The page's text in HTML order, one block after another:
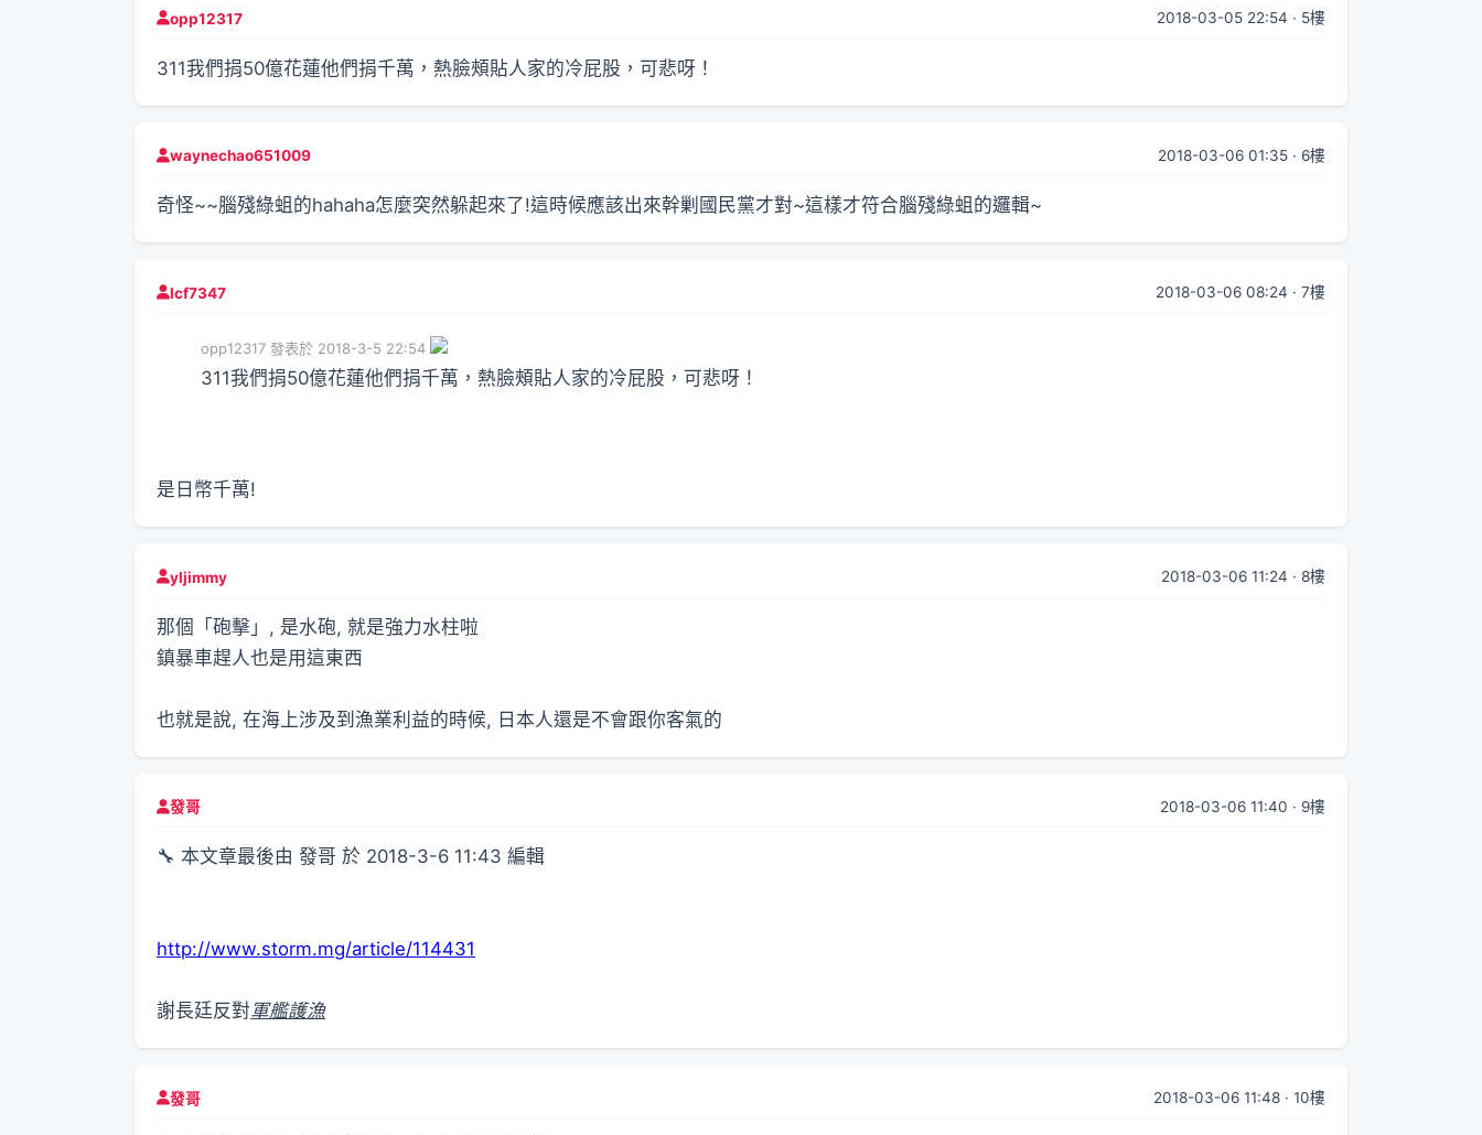
opp12317 2018-03-05 22:54 · 5樓
311我們捐50億花蓮他們捐千萬，熱臉頰貼人家的冷屁股，可悲呀！
waynechao651009 2018-03-06 01:35 · 6樓
奇怪~~腦殘綠蛆的hahaha怎麼突然躲起來了!這時候應該出來幹剿國民黨才對~這樣才符合腦殘綠蛆的邏輯~
lcf7347 2018-03-06 08:24 · 7樓
opp12317 發表於 2018-3-5 22:54
311我們捐50億花蓮他們捐千萬，熱臉頰貼人家的冷屁股，可悲呀！
是日幣千萬!
yljimmy 2018-03-06 11:24 · 8樓
那個「砲擊」, 是水砲, 就是強力水柱啦
鎮暴車趕人也是用這東西
也就是說, 在海上涉及到漁業利益的時候, 日本人還是不會跟你客氣的
發哥 2018-03-06 11:40 · 9樓
🔧 本文章最後由 發哥 於 2018-3-6 11:43 編輯
http://www.storm.mg/article/114431
謝長廷反對軍艦護漁
發哥 2018-03-06 11:48 · 10樓